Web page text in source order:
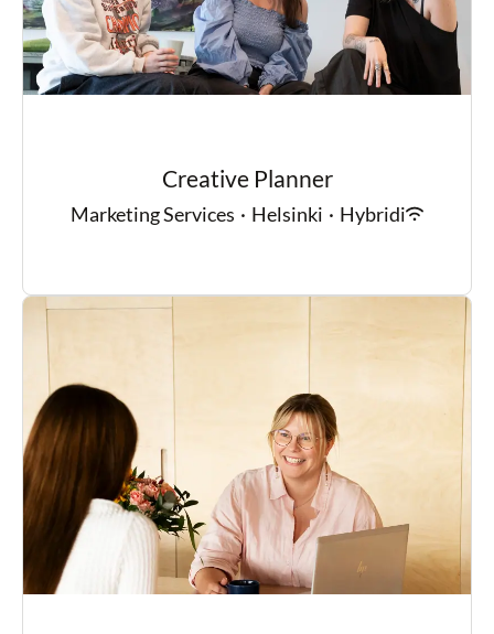
Creative Planner
Marketing Services · Helsinki · Hybridi